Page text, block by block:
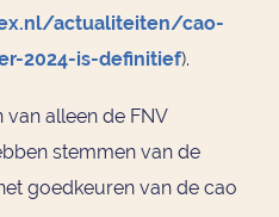
actualiteiten/cao-
2024-is-definitief).
alleen de FNV
stemmen van de
goedkeuren van de cao